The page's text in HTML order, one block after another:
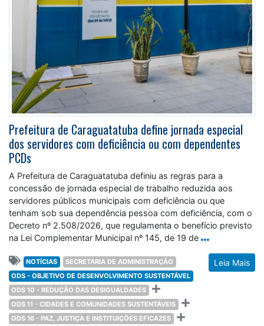
Prefeitura de Caraguatatuba define jornada especial
dos servidores com deficiência ou com dependentes
PCDs
A Prefeitura de Caraguatatuba definiu as regras para a
concessão de jornada especial de trabalho reduzida aos
servidores públicos municipais com deficiência ou que
tenham sob sua dependência pessoa com deficiência, com o
Decreto nº 2.508/2026, que regulamenta o benefício previsto
na Lei Complementar Municipal nº 145, de 19 de
Leia Mais
NOTÍCIAS
SECRETARIA DE ADMINISTRAÇÃO
ODS - OBJETIVO DE DESENVOLVIMENTO SUSTENTÁVEL
ODS 10 - REDUÇÃO DAS DESIGUALDADES
ODS 11 - CIDADES E COMUNIDADES SUSTENTÁVEIS
ODS 16 - PAZ, JUSTIÇA E INSTITUIÇÕES EFICAZES